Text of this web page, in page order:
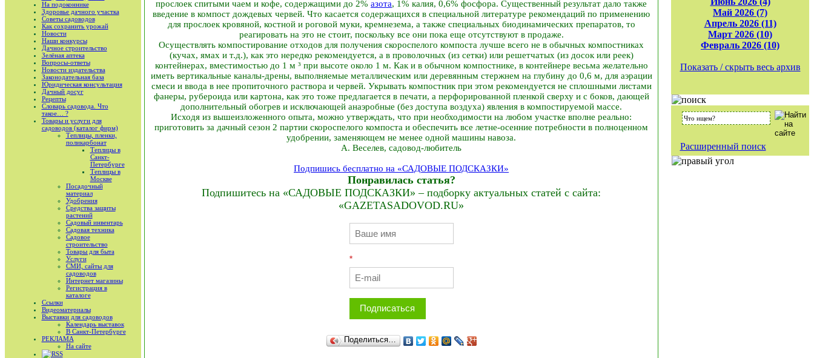
На подоконнике
Здоровье дачного участка
Советы садоводов
Как сохранить урожай
Новости
Наши конкурсы
Дачное строительство
Зелёная аптека
Вопросы-ответы
Новости издательства
Законодательная база
Юридическая консультация
Дачный досуг
Рецепты
Словарь садовода. Что
такое… ?
Товары и услуги для
садоводов (каталог фирм)
Теплицы, пленки,
поликарбонат
Теплицы в
Санкт-
Петербурге
Теплицы в
Москве
Посадочный
материал
Удобрения
Средства защиты
растений
Садовый инвентарь
Садовая техника
Садовое
строительство
Товары для быта
Услуги
СМИ, сайты для
садоводов
Интернет магазины
Регистрация в
каталоге
Ссылки
Видеоматериалы
Выставки для садоводов
Календарь выставок
В Санкт-Петербурге
РЕКЛАМА
На сайте
RSS
прослоек спитыми чаем и кофе, содержащими до 2% азота, 1% калия, 0,6% фосфора. Существенный результат дало также
введение в компост дождевых червей. Что касается содержащихся в специальной литературе рекомендаций по применению
для прослоек кровяной, костной и роговой муки, кремнезема, а также специальных биодинамических препаратов, то
реагировать на это не стоит, поскольку все они пока еще отсутствуют в продаже.
Осуществлять компостирование отходов для получения скороспелого компоста лучше всего не в обычных компостниках
(кучах, ямах и т.д.), как это нередко рекомендуется, а в проволочных (из сетки) или решетчатых (из досок или реек)
контейнерах, вместимостью до 1 м ³ при высоте около 1 м. Как и в обычном компостнике, в контейнере весьма желательно
иметь вертикальные каналы-дрены, выполняемые металлическим или деревянным стержнем на глубину до 0,6 м, для аэрации
смеси и ввода в нее пропиточного раствора и червей. Укрывать компостник при этом рекомендуется не сплошными листами
фанеры, рубероида или картона, как это тоже предлагается в печати, а перфорированной пленкой сверху и с боков, дающей
дополнительный обогрев и исключающей анаэробные (без доступа воздуха) явления в компостируемой массе.
Исходя из вышеизложенного опыта, можно утверждать, что при необходимости на любом участке вполне реально:
приготовить за дачный сезон 2 партии скороспелого компоста и обеспечить все летне-осенние потребности в полноценном
удобрении, заменяющем не менее одной машины навоза.
А. Веселев, садовод-любитель
Подпишись бесплатно на «САДОВЫЕ ПОДСКАЗКИ»
Понравилась статья?
Подпишитесь на «САДОВЫЕ ПОДСКАЗКИ» – подборку актуальных статей с сайта:
«GAZETASADOVOD.RU»
*
Подписаться
Поделиться…
Май 2026 (7)
Апрель 2026 (11)
Март 2026 (10)
Февраль 2026 (10)
Показать / скрыть весь архив
Расширенный поиск